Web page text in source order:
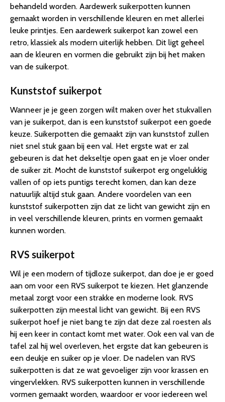
behandeld worden. Aardewerk suikerpotten kunnen
gemaakt worden in verschillende kleuren en met allerlei
leuke printjes. Een aardewerk suikerpot kan zowel een
retro, klassiek als modern uiterlijk hebben. Dit ligt geheel
aan de kleuren en vormen die gebruikt zijn bij het maken
van de suikerpot.
Kunststof suikerpot
Wanneer je je geen zorgen wilt maken over het stukvallen
van je suikerpot, dan is een kunststof suikerpot een goede
keuze. Suikerpotten die gemaakt zijn van kunststof zullen
niet snel stuk gaan bij een val. Het ergste wat er zal
gebeuren is dat het dekseltje open gaat en je vloer onder
de suiker zit. Mocht de kunststof suikerpot erg ongelukkig
vallen of op iets puntigs terecht komen, dan kan deze
natuurlijk altijd stuk gaan. Andere voordelen van een
kunststof suikerpotten zijn dat ze licht van gewicht zijn en
in veel verschillende kleuren, prints en vormen gemaakt
kunnen worden.
RVS suikerpot
Wil je een modern of tijdloze suikerpot, dan doe je er goed
aan om voor een RVS suikerpot te kiezen. Het glanzende
metaal zorgt voor een strakke en moderne look. RVS
suikerpotten zijn meestal licht van gewicht. Bij een RVS
suikerpot hoef je niet bang te zijn dat deze zal roesten als
hij een keer in contact komt met water. Ook een val van de
tafel zal hij wel overleven, het ergste dat kan gebeuren is
een deukje en suiker op je vloer. De nadelen van RVS
suikerpotten is dat ze wat gevoeliger zijn voor krassen en
vingervlekken. RVS suikerpotten kunnen in verschillende
vormen gemaakt worden, waardoor er voor iedereen wel